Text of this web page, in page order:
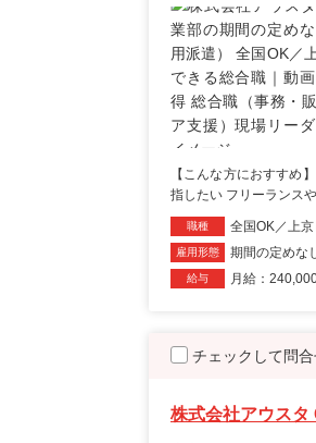
【こんな方におすすめ
指したい フリーランス
職種 全国OK／上
雇用形態 期間の定めな
給与 月給：
チェックして問
株式会社アウス